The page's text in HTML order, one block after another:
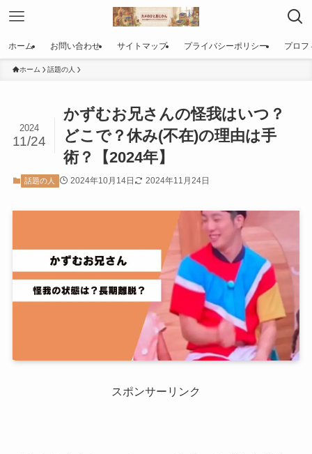
ホーム お問い合わせ サイトマップ プライバシーポリシー プロフ
ホーム 話題の人
かずむお兄さんの怪我はいつ？
どこで？休み(不在)の理由は手
術？【2024年】
2024
11/24
話題の人 2024年10月14日 2024年11月24日
スポンサーリンク